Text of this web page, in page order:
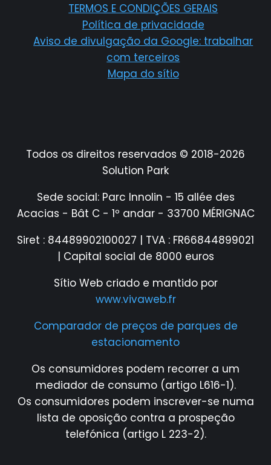
TERMOS E CONDIÇÕES GERAIS
Política de privacidade
Aviso de divulgação da Google: trabalhar
com terceiros
Mapa do sítio
Todos os direitos reservados © 2018-2026
Solution Park
Sede social: Parc Innolin - 15 allée des
Acacias - Bât C - 1º andar - 33700 MÉRIGNAC
Siret : 84489902100027 | TVA : FR66844899021
| Capital social de 8000 euros
Sítio Web criado e mantido por
www.vivaweb.fr
Comparador de preços de parques de
estacionamento
Os consumidores podem recorrer a um
mediador de consumo (artigo L616-1).
Os consumidores podem inscrever-se numa
lista de oposição contra a prospeção
telefónica (artigo L 223-2).